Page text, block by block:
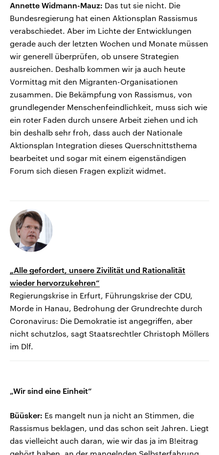
Annette Widmann-Mauz: Das tut sie nicht. Die
Bundesregierung hat einen Aktionsplan Rassismus
verabschiedet. Aber im Lichte der Entwicklungen
gerade auch der letzten Wochen und Monate müssen
wir generell überprüfen, ob unsere Strategien
ausreichen. Deshalb kommen wir ja auch heute
Vormittag mit den Migranten-Organisationen
zusammen. Die Bekämpfung von Rassismus, von
grundlegender Menschenfeindlichkeit, muss sich wie
ein roter Faden durch unsere Arbeit ziehen und ich
bin deshalb sehr froh, dass auch der Nationale
Aktionsplan Integration dieses Querschnittsthema
bearbeitet und sogar mit einem eigenständigen
Forum sich diesen Fragen explizit widmet.
„Alle gefordert, unsere Zivilität und Rationalität
wieder hervorzukehren“
Regierungskrise in Erfurt, Führungskrise der CDU,
Morde in Hanau, Bedrohung der Grundrechte durch
Coronavirus: Die Demokratie ist angegriffen, aber
nicht schutzlos, sagt Staatsrechtler Christoph Möllers
im Dlf.
„Wir sind eine Einheit“
Büüsker: Es mangelt nun ja nicht an Stimmen, die
Rassismus beklagen, und das schon seit Jahren. Liegt
das vielleicht auch daran, wie wir das ja im B!eitrag